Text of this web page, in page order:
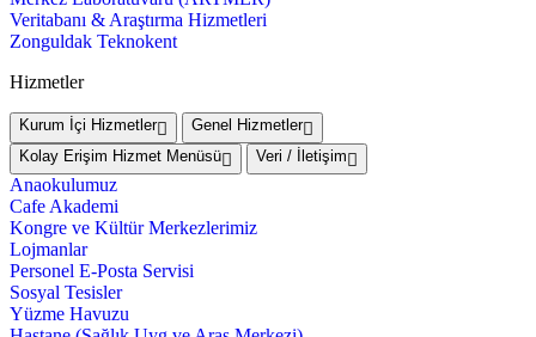
Veritabanı & Araştırma Hizmetleri
Zonguldak Teknokent
Hizmetler
Kurum İçi Hizmetler
Genel Hizmetler
Kolay Erişim Hizmet Menüsü
Veri / İletişim
Anaokulumuz
Cafe Akademi
Kongre ve Kültür Merkezlerimiz
Lojmanlar
Personel E-Posta Servisi
Sosyal Tesisler
Yüzme Havuzu